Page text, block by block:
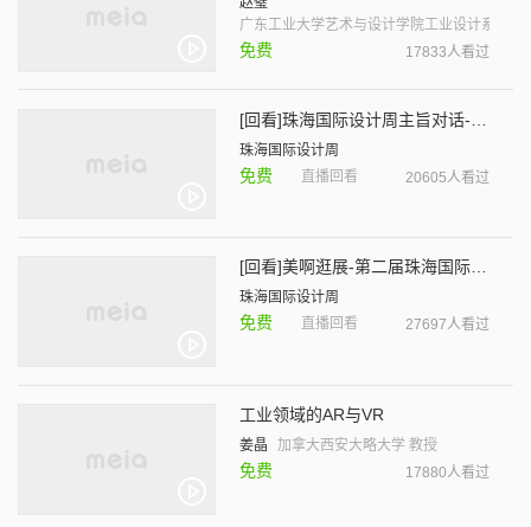
赵璧
广东工业大学艺术与设计学院工业设计系 教师
免费 17833人看过
[回看]珠海国际设计周主旨对话-设计与科技
珠海国际设计周
免费 直播回看 20605人看过
[回看]美啊逛展-第二届珠海国际设计周
珠海国际设计周
免费 直播回看 27697人看过
工业领域的AR与VR
姜晶 加拿大西安大略大学 教授
免费 17880人看过